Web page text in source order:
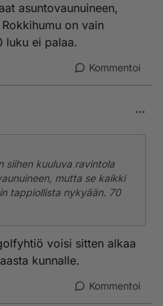
asuntovaunuineen,
on vain
luku ei palaa.
Kommentoi
siihen kuuluva ravintola
mutta se kaikki
tappiollista nykyään. 70
voisi sitten alkaa
kunnalle.
Kommentoi